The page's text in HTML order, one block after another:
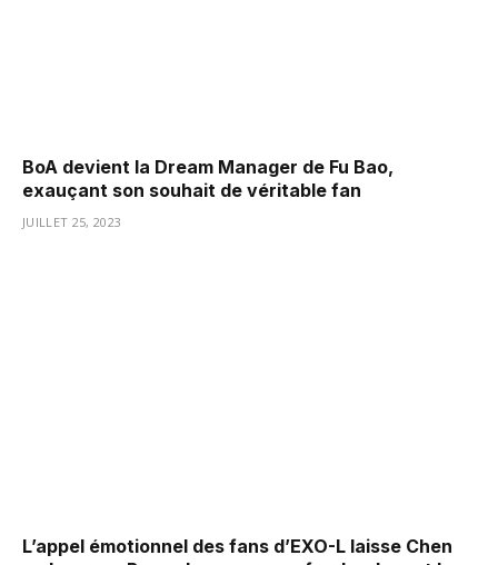
BoA devient la Dream Manager de Fu Bao,
exauçant son souhait de véritable fan
JUILLET 25, 2023
L’appel émotionnel des fans d’EXO-L laisse Chen